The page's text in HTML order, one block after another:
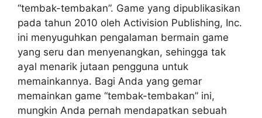
“tembak-tembakan”. Game yang dipublikasikan
pada tahun 2010 oleh Activision Publishing, Inc.
ini menyuguhkan pengalaman bermain game
yang seru dan menyenangkan, sehingga tak
ayal menarik jutaan pengguna untuk
memainkannya. Bagi Anda yang gemar
memainkan game “tembak-tembakan” ini,
mungkin Anda pernah mendapatkan sebuah